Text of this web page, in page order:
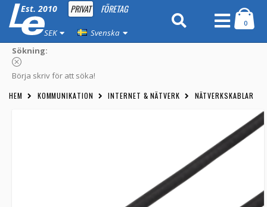
Est. 2010 PRIVAT FÖRETAG
SEK Svenska
0
Sökning:
Börja skriv för att söka!
HEM KOMMUNIKATION INTERNET & NÄTVERK NÄTVERKSKABLAR